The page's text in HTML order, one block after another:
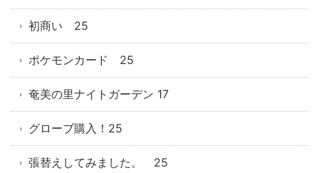
初商い 25
ポケモンカード 25
奄美の里ナイトガーデン 17
グローブ購入！25
張替えしてみました。 25